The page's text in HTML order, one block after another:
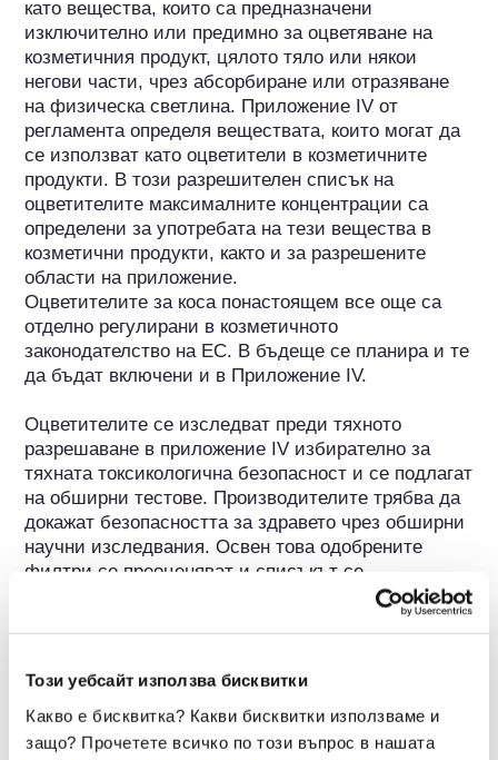
Този уебсайт използва бисквитки
Какво е бисквитка? Какви бисквитки използваме и
защо? Прочетете всичко по този въпрос в нашата
като вещества, които са предназначени
изключително или предимно за оцветяване на
козметичния продукт, цялото тяло или някои
негови части, чрез абсорбиране или отразяване
на физическа светлина. Приложение IV от
регламента определя веществата, които могат да
се използват като оцветители в козметичните
продукти. В този разрешителен списък на
оцветителите максималните концентрации са
определени за употребата на тези вещества в
козметични продукти, както и за разрешените
области на приложение.
Оцветителите за коса понастоящем все още са
отделно регулирани в козметичното
законодателство на ЕС. В бъдеще се планира и те
да бъдат включени и в Приложение IV.
Оцветителите се изследват преди тяхното
разрешаване в приложение IV избирателно за
тяхната токсикологична безопасност и се подлагат
на обширни тестове. Производителите трябва да
докажат безопасността за здравето чрез обширни
научни изследвания. Освен това одобрените
филтри се преоценяват и списъкът се
актуализира съответно в съответствие с новите
Принадлежи към следните групи вещества
Багрила/пигменти